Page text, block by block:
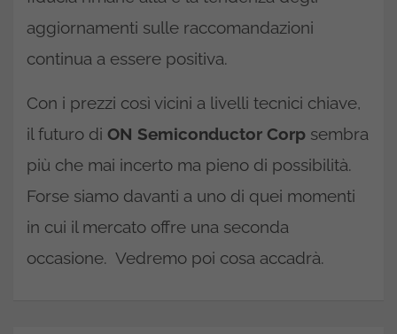
aggiornamenti sulle raccomandazioni
continua a essere positiva.
Con i prezzi così vicini a livelli tecnici chiave,
il futuro di ON Semiconductor Corp sembra
più che mai incerto ma pieno di possibilità.
Forse siamo davanti a uno di quei momenti
in cui il mercato offre una seconda
occasione. Vedremo poi cosa accadrà.